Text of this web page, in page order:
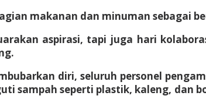
makanan dan minuman sebagai
aspirasi, tapi juga hari
diri, seluruh personel
sampah seperti plastik, kaleng, dan